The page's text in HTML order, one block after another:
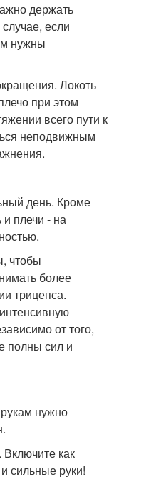
держать
если
нужны
Локоть
при этом
всего пути к
неподвижным
день. Кроме
плечи - на
чтобы
более
трицепса.
от того,
полны сил и
нужно
как
сильные руки!